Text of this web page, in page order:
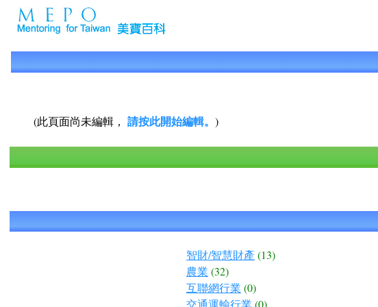
(此頁面尚未編輯， 請按此開始編輯。 )
智財/智慧財產 (13)
農業 (32)
互聯網行業 (0)
交通運輸行業 (0)